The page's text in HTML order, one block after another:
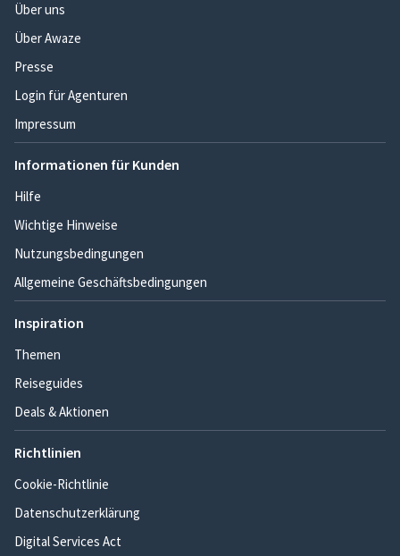
Über uns
Über Awaze
Presse
Login für Agenturen
Impressum
Informationen für Kunden
Hilfe
Wichtige Hinweise
Nutzungsbedingungen
Allgemeine Geschäftsbedingungen
Inspiration
Themen
Reiseguides
Deals & Aktionen
Richtlinien
Cookie-Richtlinie
Datenschutzerklärung
Digital Services Act